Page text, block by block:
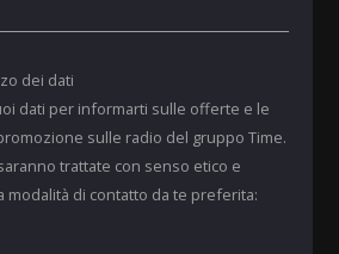
dei dati
dati per informarti sulle offerte e le
sulle radio del gruppo Time.
trattate con senso etico e
modalità di contatto da te preferita: